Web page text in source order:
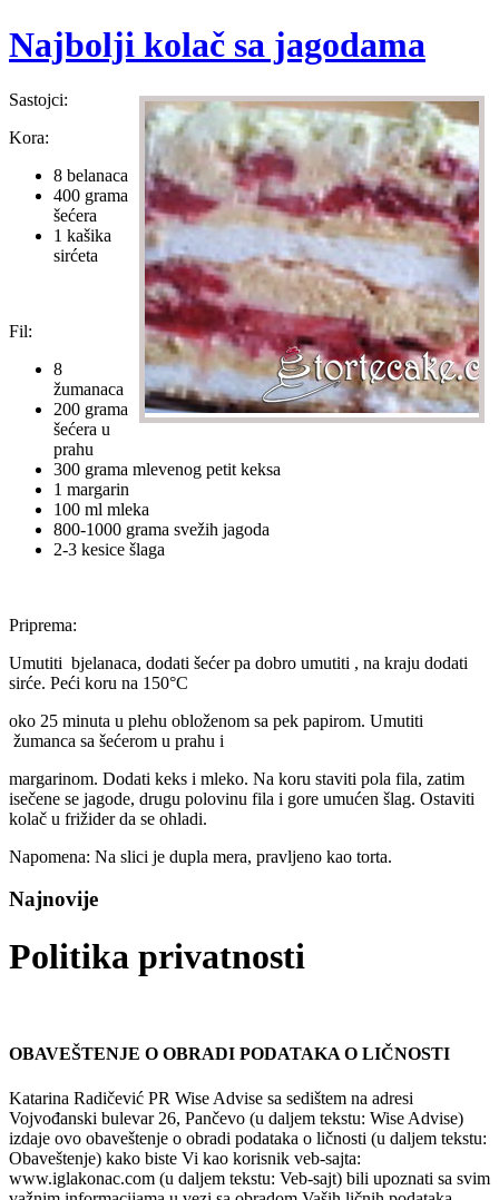
Najbolji kolač sa jagodama
Sastojci:
Kora:
8 belanaca
400 grama
šećera
1 kašika
sirćeta
Fil:
8
žumanaca
200 grama
šećera u
prahu
300 grama mlevenog petit keksa
1 margarin
100 ml mleka
800-1000 grama svežih jagoda
2-3 kesice šlaga
Priprema:
Umutiti bjelanaca, dodati šećer pa dobro umutiti , na kraju dodati
sirće. Peći koru na 150°C
oko 25 minuta u plehu obloženom sa pek papirom. Umutiti
žumanca sa šećerom u prahu i
margarinom. Dodati keks i mleko. Na koru staviti pola fila, zatim
isečene se jagode, drugu polovinu fila i gore umućen šlag. Ostaviti
kolač u frižider da se ohladi.
Napomena: Na slici je dupla mera, pravljeno kao torta.
Najnovije
Politika privatnosti
OBAVEŠTENJE O OBRADI PODATAKA O LIČNOSTI
Katarina Radičević PR Wise Advise sa sedištem na adresi
Vojvođanski bulevar 26, Pančevo (u daljem tekstu: Wise Advise)
izdaje ovo obaveštenje o obradi podataka o ličnosti (u daljem tekstu:
Obaveštenje) kako biste Vi kao korisnik veb-sajta:
www.iglakonac.com (u daljem tekstu: Veb-sajt) bili upoznati sa svim